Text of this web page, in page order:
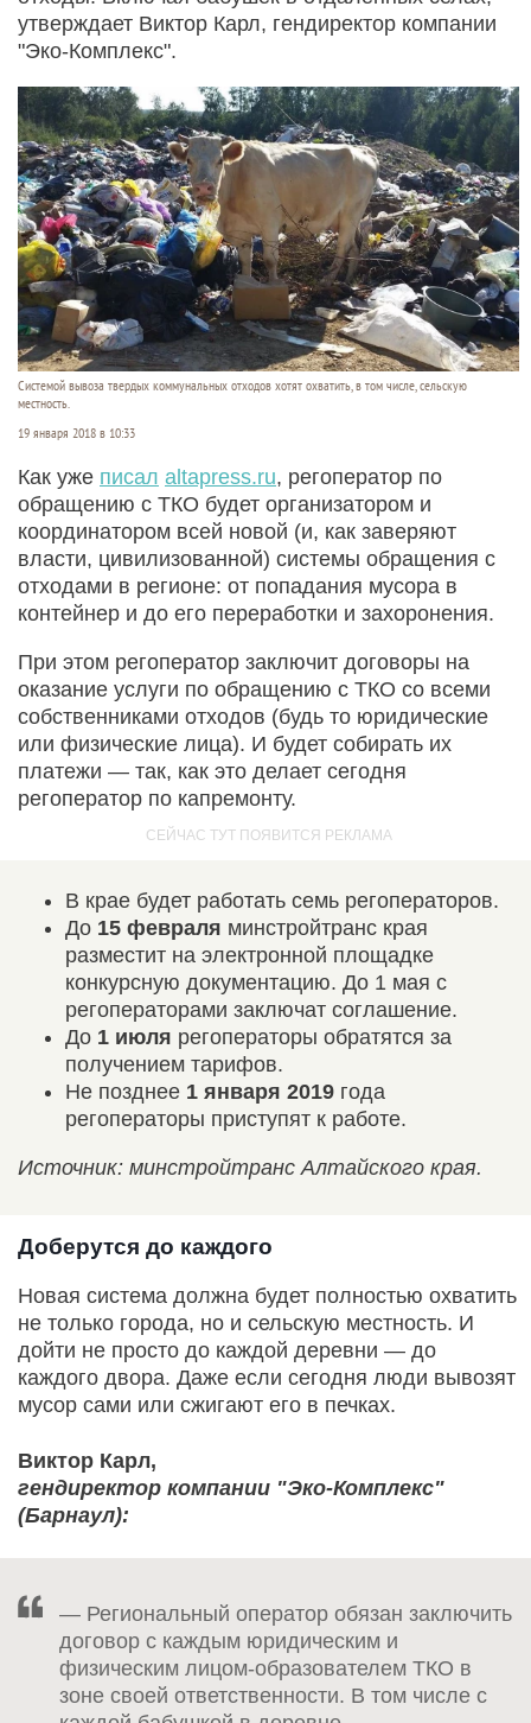
утверждает Виктор Карл, гендиректор компании
"Эко-Комплекс".
Системой вывоза твердых коммунальных отходов хотят охватить, в том числе, сельскую
местность.
19 января 2018 в 10:33
Как уже писал altapress.ru, регоператор по
обращению с ТКО будет организатором и
координатором всей новой (и, как заверяют
власти, цивилизованной) системы обращения с
отходами в регионе: от попадания мусора в
контейнер и до его переработки и захоронения.
При этом регоператор заключит договоры на
оказание услуги по обращению с ТКО со всеми
собственниками отходов (будь то юридические
или физические лица). И будет собирать их
платежи — так, как это делает сегодня
регоператор по капремонту.
В крае будет работать семь регоператоров.
До 15 февраля минстройтранс края
разместит на электронной площадке
конкурсную документацию. До 1 мая с
регоператорами заключат соглашение.
До 1 июля регоператоры обратятся за
получением тарифов.
Не позднее 1 января 2019 года
регоператоры приступят к работе.
Источник: минстройтранс Алтайского края.
Доберутся до каждого
Новая система должна будет полностью охватить
не только города, но и сельскую местность. И
дойти не просто до каждой деревни — до
каждого двора. Даже если сегодня люди вывозят
мусор сами или сжигают его в печках.
Виктор Карл,
гендиректор компании "Эко-Комплекс"
(Барнаул):
— Региональный оператор обязан заключить
договор с каждым юридическим и
физическим лицом-образователем ТКО в
зоне своей ответственности. В том числе с